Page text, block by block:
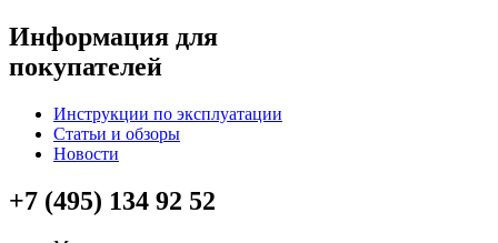
Информация для
покупателей
Инструкции по эксплуатации
Статьи и обзоры
Новости
+7 (495) 134 92 52